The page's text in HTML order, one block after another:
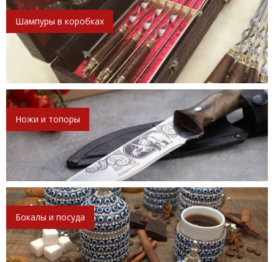
Шампуры в коробках
Ножи и топоры
Бокалы и посуда